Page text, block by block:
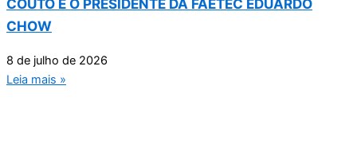
CHOW
8 de julho de 2026
Leia mais »